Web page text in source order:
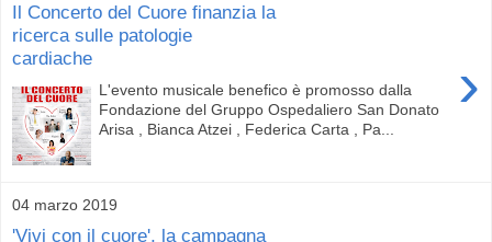
Il Concerto del Cuore finanzia la
ricerca sulle patologie
cardiache
›
L'evento musicale benefico è promosso dalla
Fondazione del Gruppo Ospedaliero San Donato
Arisa , Bianca Atzei , Federica Carta , Pa...
04 marzo 2019
'Vivi con il cuore', la campagna